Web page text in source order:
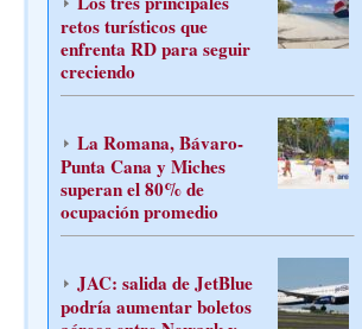
retos turísticos que
enfrenta RD para seguir
creciendo
La Romana, Bávaro-
Punta Cana y Miches
superan el 80% de
ocupación promedio
JAC: salida de JetBlue
podría aumentar boletos